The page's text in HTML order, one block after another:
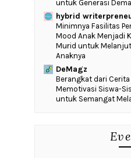
untuk Generasi
hybrid
‎Minimnya Fasilitas
Mood Anak Menjadi
Murid untuk
Anaknya
DeMagz
‎Berangkat dari Cerita
Memotivasi Siswa-
untuk Semangat